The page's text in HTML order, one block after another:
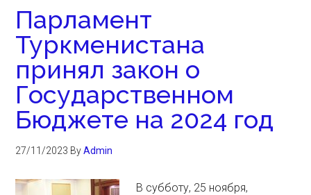
Парламент
Туркменистана
принял закон о
Государственном
Бюджете на 2024 год
27/11/2023 ByAdmin
В субботу, 25 ноября,